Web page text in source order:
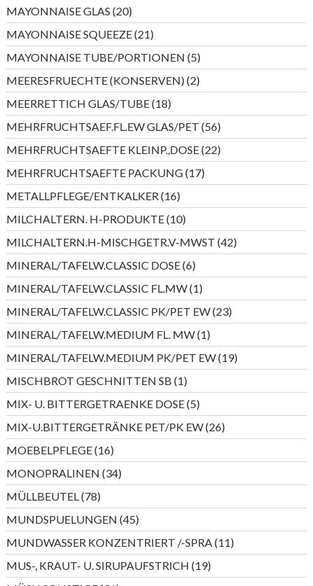
MAYONNAISE GLAS 2020
Produkte
MAYONNAISE SQUEEZE 2121
Produkte
MAYONNAISE TUBE/PORTIONEN 55
Produkte
MEERESFRUECHTE (KONSERVEN) 22
Produkte
MEERRETTICH GLAS/TUBE 1818
Produkte
MEHRFRUCHTSAEF.FL.EW GLAS/PET 5656
Produkte
MEHRFRUCHTSAEFTE KLEINP.,DOSE 2222
Produkte
MEHRFRUCHTSAEFTE PACKUNG 1717
Produkte
METALLPFLEGE/ENTKALKER 1616
Produkte
MILCHALTERN. H-PRODUKTE 1010
Produkte
MILCHALTERN.H-MISCHGETR.V-MWST 4242
Produkte
MINERAL/TAFELW.CLASSIC DOSE 66
Produkte
MINERAL/TAFELW.CLASSIC FL.MW 11
Produkt
MINERAL/TAFELW.CLASSIC PK/PET EW 2323
Produkte
MINERAL/TAFELW.MEDIUM FL. MW 11
Produkt
MINERAL/TAFELW.MEDIUM PK/PET EW 1919
Produkte
MISCHBROT GESCHNITTEN SB 11
Produkt
MIX- U. BITTERGETRAENKE DOSE 55
Produkte
MIX-U.BITTERGETRÄNKE PET/PK EW 2626
Produkte
MOEBELPFLEGE 1616
Produkte
MONOPRALINEN 3434
Produkte
MÜLLBEUTEL 7878
Produkte
MUNDSPUELUNGEN 4545
Produkte
MUNDWASSER KONZENTRIERT /-SPRA 1111
Produkte
MUS-, KRAUT- U. SIRUPAUFSTRICH 1919
Produkte